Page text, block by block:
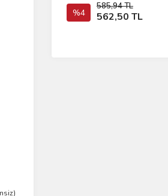
%4
585,94 TL
562,50 TL
Sepete Ekle